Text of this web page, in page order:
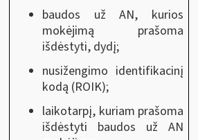
baudos už AN, kurios
mokėjimą prašoma
išdėstyti, dydį;
nusižengimo identifikacinį
kodą (ROIK);
laikotarpį, kuriam prašoma
išdėstyti baudos už AN